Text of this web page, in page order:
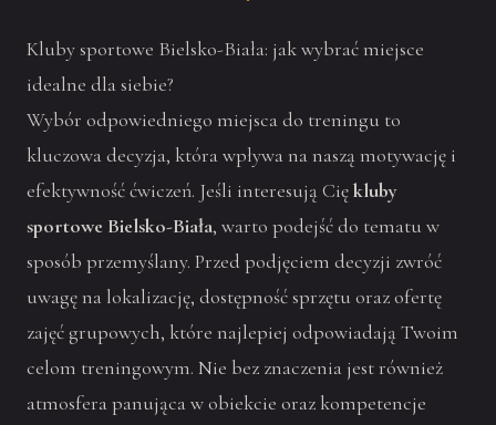
Kluby sportowe Bielsko-Biała: jak wybrać miejsce
idealne dla siebie?
Wybór odpowiedniego miejsca do treningu to
kluczowa decyzja, która wpływa na naszą motywację i
efektywność ćwiczeń. Jeśli interesują Ciękluby
sportowe Bielsko-Biała, warto podejść do tematu w
sposób przemyślany. Przed podjęciem decyzji zwróć
uwagę na lokalizację, dostępność sprzętu oraz ofertę
zajęć grupowych, które najlepiej odpowiadają Twoim
celom treningowym. Nie bez znaczenia jest również
atmosfera panująca w obiekcie oraz kompetencje